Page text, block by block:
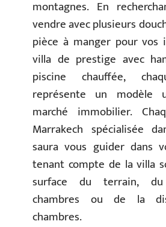
montagnes. En
vendre avec plusieurs
pièce à manger pour vos
villa de prestige avec
piscine chauffée,
représente un modèle
marché immobilier.
Marrakech spécialisée
saura vous guider dans
tenant compte de la villa
surface du terrain,
chambres ou de la
chambres.